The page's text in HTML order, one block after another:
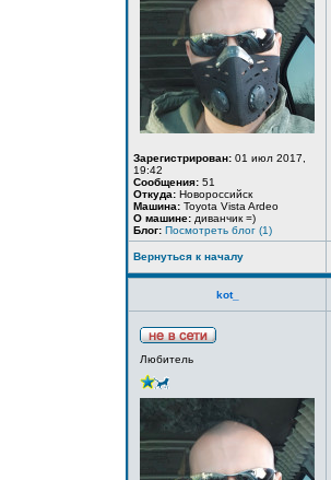
Зарегистрирован: 01 июл 2017,
19:42
Сообщения: 51
Откуда: Новороссийск
Машина: Toyota Vista Ardeo
О машине: диванчик =)
Блог: Посмотреть блог (1)
Вернуться к началу
kot_
Любитель